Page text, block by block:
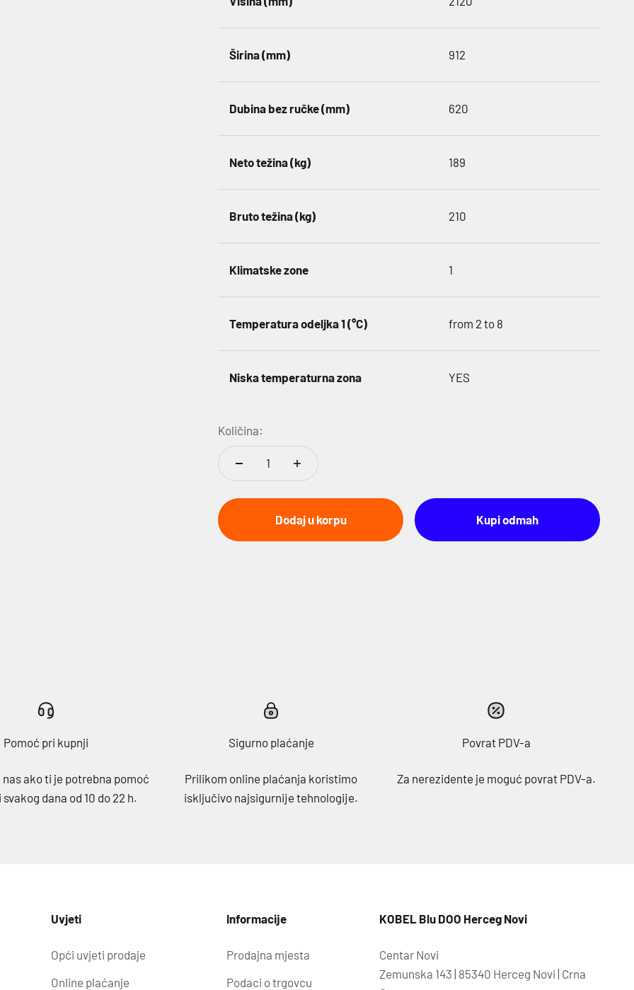
Širina (mm) 912
Dubina bez ručke (mm) 620
Neto težina (kg) 189
Bruto težina (kg) 210
Klimatske zone 1
Temperatura odeljka 1 (°C) from 2 to 8
Niska temperaturna zona YES
Količina:
Dodaj u korpu Kupi odmah
Pomoć pri kupnji
ako ti je potrebna pomoć
dana od 10 do 22 h.
Sigurno plaćanje
Prilikom online plaćanja koristimo
isključivo najsigurnije tehnologije.
Povrat PDV-a
Za nerezidente je moguć povrat PDV-a.
Uvjeti
Opći uvjeti prodaje
Online plaćanje
Informacije
Prodajna mjesta
Podaci o trgovcu
KOBEL Blu DOO Herceg Novi
Centar Novi
Zemunska 143 | 85340 Herceg Novi | Crna